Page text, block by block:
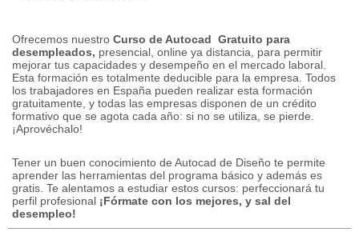
Ofrecemos nuestro Curso de Autocad Gratuito para
desempleados, presencial, online ya distancia, para permitir
mejorar tus capacidades y desempeño en el mercado laboral.
Esta formación es totalmente deducible para la empresa. Todos
los trabajadores en España pueden realizar esta formación
gratuitamente, y todas las empresas disponen de un crédito
formativo que se agota cada año: si no se utiliza, se pierde.
¡Aprovéchalo!
Tener un buen conocimiento de Autocad de Diseño te permite
aprender las herramientas del programa básico y además es
gratis. Te alentamos a estudiar estos cursos: perfeccionará tu
perfil profesional ¡Fórmate con los mejores, y sal del
desempleo!